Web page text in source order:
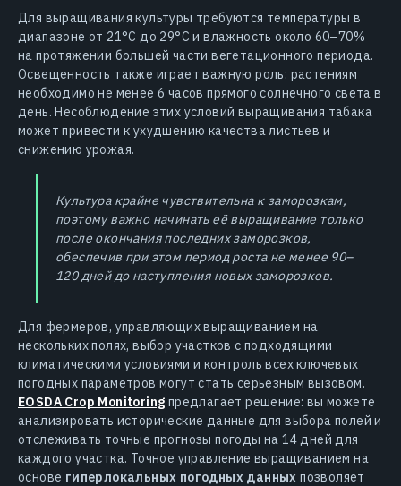
Для выращивания культуры требуются температуры в
диапазоне от 21°C до 29°C и влажность около 60–70%
на протяжении большей части вегетационного периода.
Освещенность также играет важную роль: растениям
необходимо не менее 6 часов прямого солнечного света в
день. Несоблюдение этих условий выращивания табака
может привести к ухудшению качества листьев и
снижению урожая.
Культура крайне чувствительна к заморозкам,
поэтому важно начинать её выращивание только
после окончания последних заморозков,
обеспечив при этом период роста не менее 90–
120 дней до наступления новых заморозков.
Для фермеров, управляющих выращиванием на
нескольких полях, выбор участков с подходящими
климатическими условиями и контроль всех ключевых
погодных параметров могут стать серьезным вызовом.
EOSDA Crop Monitoring предлагает решение: вы можете
анализировать исторические данные для выбора полей и
отслеживать точные прогнозы погоды на 14 дней для
каждого участка. Точное управление выращиванием на
основе гиперлокальных погодных данных позволяет